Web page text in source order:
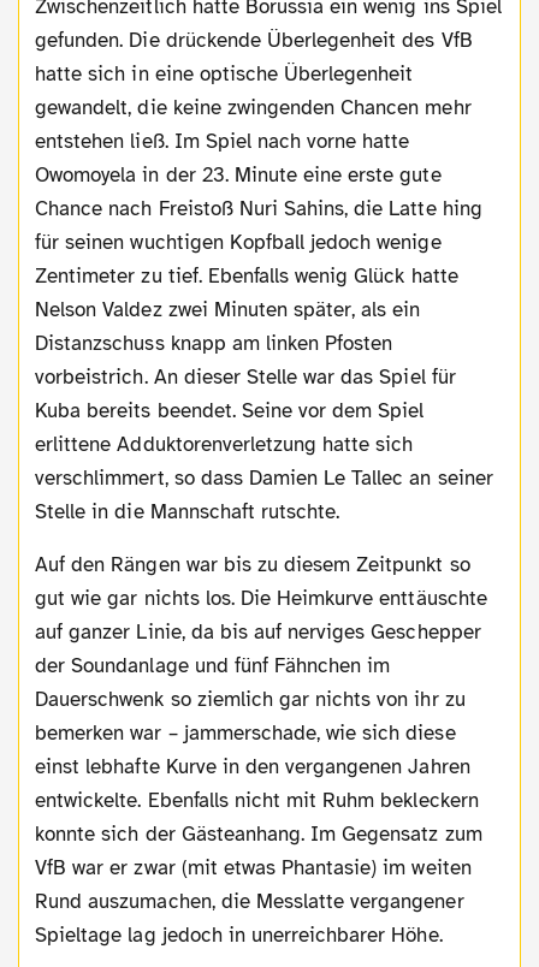
Zwischenzeitlich hatte Borussia ein wenig ins Spiel
gefunden. Die drückende Überlegenheit des VfB
hatte sich in eine optische Überlegenheit
gewandelt, die keine zwingenden Chancen mehr
entstehen ließ. Im Spiel nach vorne hatte
Owomoyela in der 23. Minute eine erste gute
Chance nach Freistoß Nuri Sahins, die Latte hing
für seinen wuchtigen Kopfball jedoch wenige
Zentimeter zu tief. Ebenfalls wenig Glück hatte
Nelson Valdez zwei Minuten später, als ein
Distanzschuss knapp am linken Pfosten
vorbeistrich. An dieser Stelle war das Spiel für
Kuba bereits beendet. Seine vor dem Spiel
erlittene Adduktorenverletzung hatte sich
verschlimmert, so dass Damien Le Tallec an seiner
Stelle in die Mannschaft rutschte.
Auf den Rängen war bis zu diesem Zeitpunkt so
gut wie gar nichts los. Die Heimkurve enttäuschte
auf ganzer Linie, da bis auf nerviges Geschepper
der Soundanlage und fünf Fähnchen im
Dauerschwenk so ziemlich gar nichts von ihr zu
bemerken war – jammerschade, wie sich diese
einst lebhafte Kurve in den vergangenen Jahren
entwickelte. Ebenfalls nicht mit Ruhm bekleckern
konnte sich der Gästeanhang. Im Gegensatz zum
VfB war er zwar (mit etwas Phantasie) im weiten
Rund auszumachen, die Messlatte vergangener
Spieltage lag jedoch in unerreichbarer Höhe.